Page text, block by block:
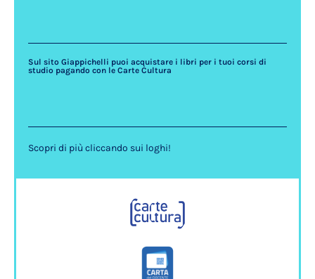
Sul sito Giappichelli puoi acquistare i libri per i tuoi corsi di
studio pagando con le Carte Cultura
Scopri di più cliccando sui loghi!